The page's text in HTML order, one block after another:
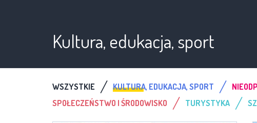
Kultura, edukacja, sport
WSZYSTKIE / KULTURA, EDUKACJA, SPORT /
SPOŁECZEŃSTWO I ŚRODOWISKO / TURYSTYKA /